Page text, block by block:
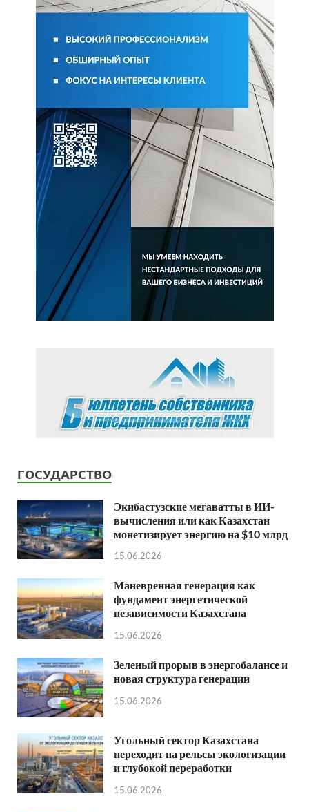
ГОСУДАРСТВО
Экибастузские мегаватты в ИИ-
вычисления или как Казахстан
монетизирует энергию на $10 млрд
15.06.2026
Маневренная генерация как
фундамент энергетической
независимости Казахстана
15.06.2026
Зеленый прорыв в энергобалансе и
новая структура генерации
15.06.2026
Угольный сектор Казахстана
переходит на рельсы экологизации
и глубокой переработки
15.06.2026